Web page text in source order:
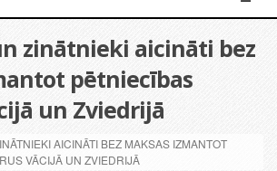
zinātnieki aicināti bez
pētniecības
un Zviedrijā
AICINĀTI BEZ MAKSAS IZMANTOT
VĀCIJĀ UN ZVIEDRIJĀ